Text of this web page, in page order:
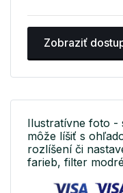
Zobraziť
Ilustratívne foto -
môže líšiť s
rozlíšení či
farieb, filter